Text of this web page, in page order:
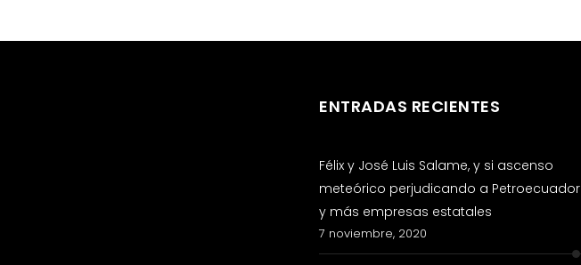
ENTRADAS RECIENTES
Félix y José Luis Salame, y si ascenso
meteórico perjudicando a Petroecuador
y más empresas estatales
7 noviembre, 2020